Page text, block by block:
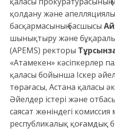
қолдану және
басқармасының басшысы
шынықтыру және
(APEMS) ректоры
«Атамекен» кәсіпкерлер
қаласы бойынша Іскер
төрағасы, Астана қаласы
Әйелдер істері және
саясат жөніндегі комиссия
республикалық қоғамдық